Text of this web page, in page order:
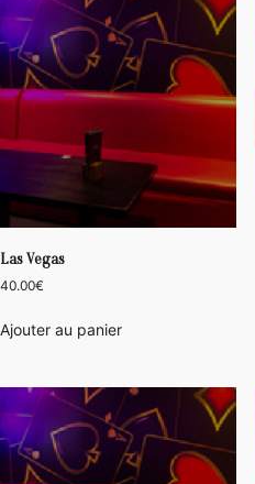
Las Vegas
40.00€
Ajouter au panier